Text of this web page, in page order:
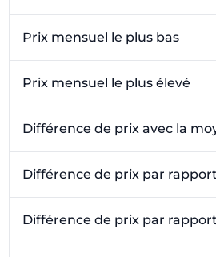
Prix mensuel le plus bas
Prix mensuel le plus élevé
Différence de prix avec la
Différence de prix par
Différence de prix par